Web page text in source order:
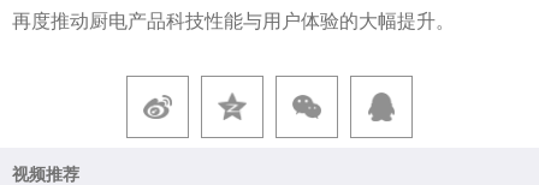
再度推动厨电产品科技性能与用户体验的大幅提升。
视频推荐